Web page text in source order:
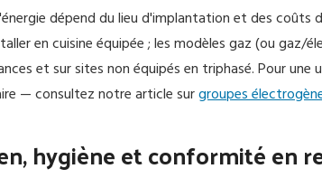
dépend du lieu d'implantation et des
en cuisine équipée ; les modèles gaz (ou
et sur sites non équipés en triphasé. Pour
— consultez notre article surgroupes
hygiène et conformité en